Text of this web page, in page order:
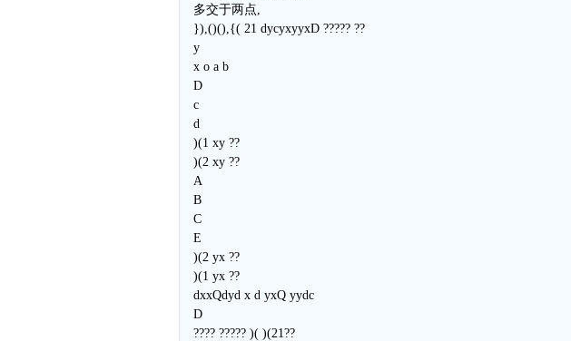
多交于两点,
}),()(),{( 21 dycyxyyxD ????? ??
y
x o a b
D
c
d
)(1 xy ??
)(2 xy ??
A
B
C
E
)(2 yx ??
)(1 yx ??
dxxQdyd x d yxQ yydc
D
???? ????? )( )(21??